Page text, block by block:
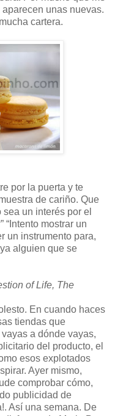
unas nuevas.
cartera.
por la puerta y te
de cariño. Que
un interés por el
“Intento mostrar un
un instrumento para,
alguien que se
of Life, The
En cuando haces
tiendas que
a dónde vayas,
del producto, el
esos explotados
Ayer mismo,
comprobar cómo,
publicidad de
Así una semana. De